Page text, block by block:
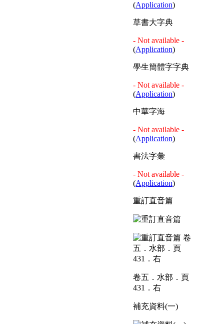
(Application)
草書大字典
- Not available -
(Application)
學生簡體字字典
- Not available -
(Application)
中華字海
- Not available -
(Application)
書法字彙
- Not available -
(Application)
重訂直音篇
卷五．水部．頁
431．右
補充資料(一)